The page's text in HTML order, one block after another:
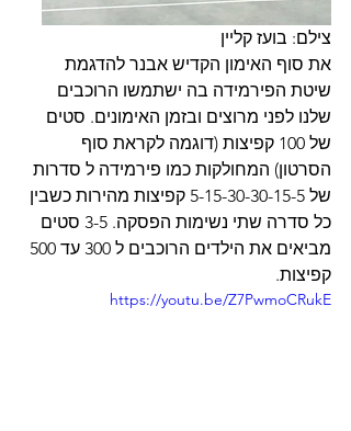
צילם: בועז קליין
את סוף האימון הקדיש אבנר להדגמת
שיטת הפירמידה בה ישתמשו הרוכבים
שלנו לפני מרוצים ובזמן האימונים. סטים
של 100 קפיצות (דוגמה לקראת סוף
הסרטון) המחולקות כמו פירמידה ל סדרות
של 5-15-30-30-15-5 קפיצות מהירות כשבין
כל סדרה שתי נשימות הפסקה. 3-5 סטים
קפיצות.
https://youtu.be/Z7PwmoCRukE